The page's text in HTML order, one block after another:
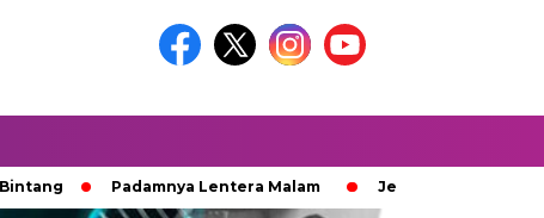
Padamnya Lentera Malam Jejak 100 Hari Pemburu Kayu